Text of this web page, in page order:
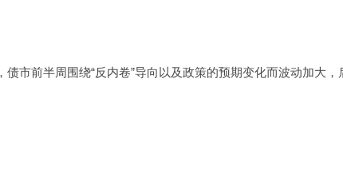
债市前半周围绕“反内卷”导向以及政策的预期变化而波动加大